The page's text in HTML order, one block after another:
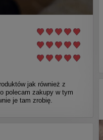
jak również z
polecam zakupy w tym
je tam zrobię.